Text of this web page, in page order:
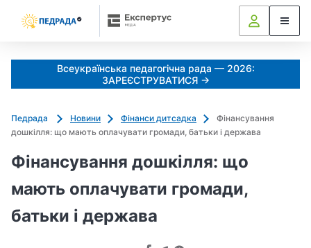
Всеукраїнська педагогічна рада — 2026:
ЗАРЕЄСТРУВАТИСЯ →
Педрада Новини Фінанси дитсадка
Фінансування
дошкілля: що мають оплачувати громади, батьки і держава
Фінансування дошкілля: що
мають оплачувати громади,
батьки і держава